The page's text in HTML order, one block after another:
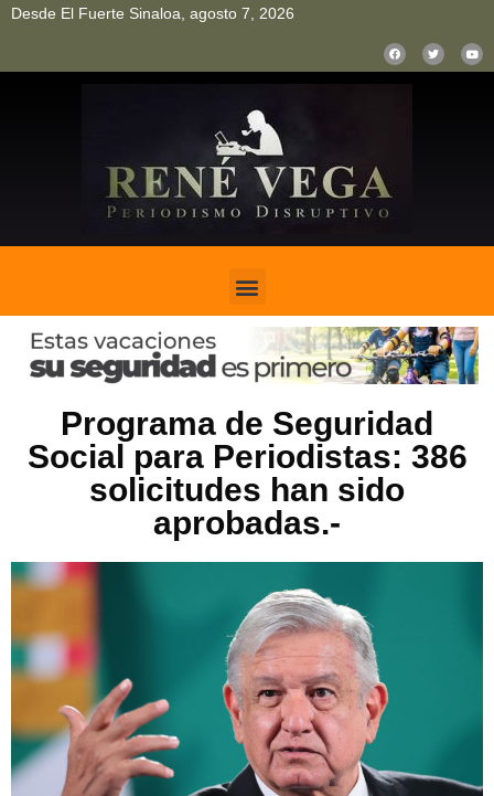
Desde El Fuerte Sinaloa, agosto 7, 2026
Programa de Seguridad
Social para Periodistas: 386
solicitudes han sido
aprobadas.-